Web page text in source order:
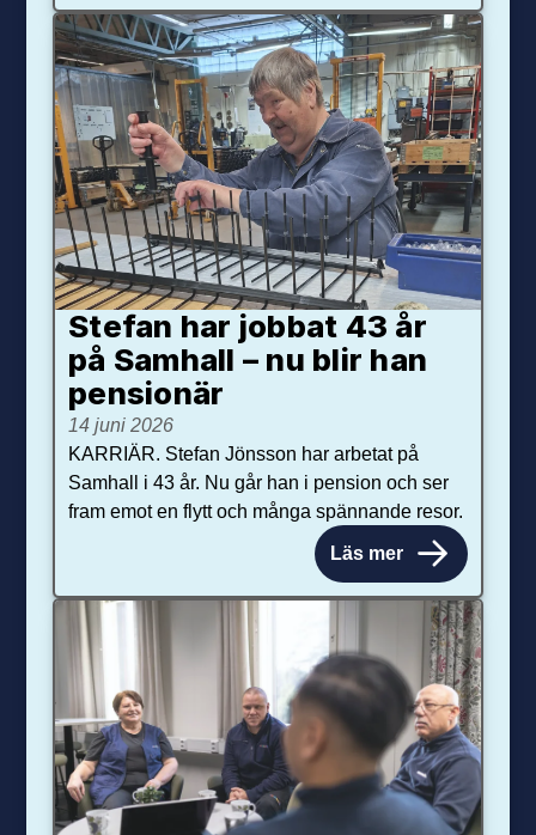
Stefan har jobbat 43 år
på Samhall – nu blir han
pensionär
14 juni 2026
KARRIÄR. Stefan Jönsson har arbetat på
Samhall i 43 år. Nu går han i pension och ser
fram emot en flytt och många spännande resor.
Läs mer